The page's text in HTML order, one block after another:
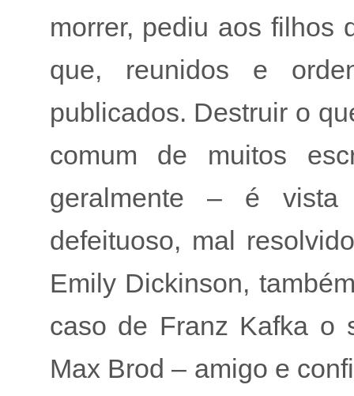
morrer, pediu aos filhos
que, reunidos e
publicados. Destruir o
comum de muitos
geralmente – é vista
defeituoso, mal
Emily Dickinson,
caso de Franz Kafka o
Max Brod – amigo e